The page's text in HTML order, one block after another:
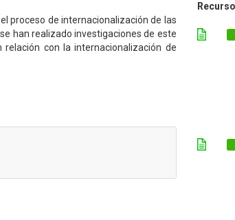
proceso de internacionalización de las
han realizado investigaciones de este
con la internacionalización de